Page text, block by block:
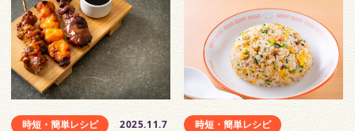
時短・簡単レシピ 2025.11.7 時短・簡単レシピ